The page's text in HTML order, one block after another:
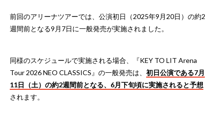
前回のアリーナツアーでは、公演初日（2025年9月20日）の約2
週間前となる9月7日に一般発売が実施されました。
同様のスケジュールで実施される場合、『KEY TO LIT Arena
Tour 2026 NEO CLASSICS』の一般発売は、 初日公演である7月
11日（土）の約2週間前となる、6月下旬頃に実施されると予想
されます。